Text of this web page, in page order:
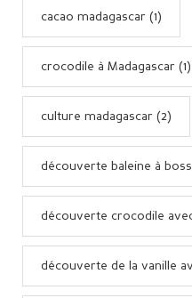
cacao madagascar (1)
crocodile à Madagascar (1)
culture madagascar (2)
découverte baleine à
découverte crocodile
découverte de la vanille